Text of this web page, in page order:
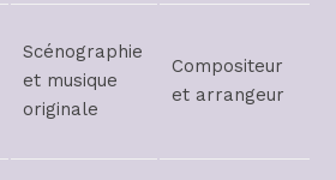
Scénographie
et musique
originale
Compositeur
et arrangeur